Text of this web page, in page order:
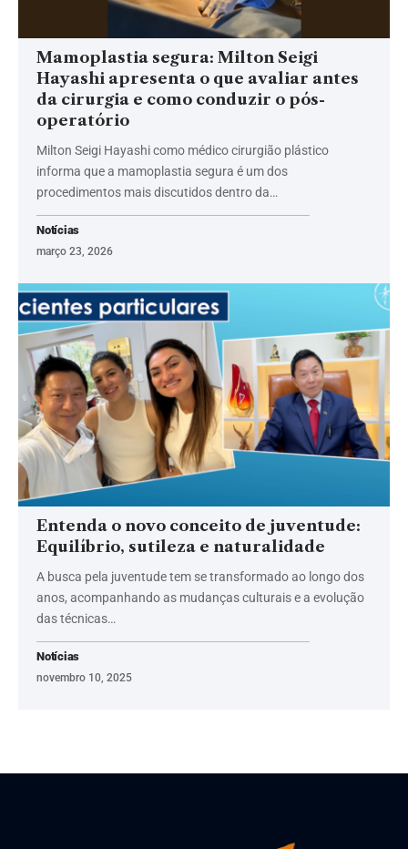
Mamoplastia segura: Milton Seigi
Hayashi apresenta o que avaliar antes
da cirurgia e como conduzir o pós-
operatório
Milton Seigi Hayashi como médico cirurgião plástico
informa que a mamoplastia segura é um dos
procedimentos mais discutidos dentro da…
Notícias
março 23, 2026
Entenda o novo conceito de juventude:
Equilíbrio, sutileza e naturalidade
A busca pela juventude tem se transformado ao longo dos
anos, acompanhando as mudanças culturais e a evolução
das técnicas…
Notícias
novembro 10, 2025